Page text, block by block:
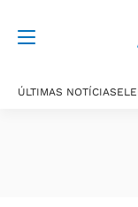
ÚLTIMAS NOTÍCIAS